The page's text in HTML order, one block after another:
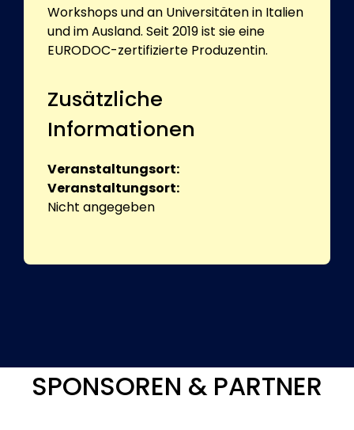
Workshops und an Universitäten in Italien
und im Ausland. Seit 2019 ist sie eine
EURODOC-zertifizierte Produzentin.
Zusätzliche
Informationen
Veranstaltungsort:
Veranstaltungsort:
Nicht angegeben
SPONSOREN & PARTNER